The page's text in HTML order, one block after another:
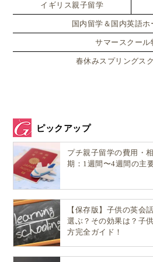
イギリス親子留学
国内留学＆国内英語ホ
サマースクール
春休みスプリングス
ピックアップ
プチ親子留学の費用・
期：1週間〜4週間の主
【保存版】子供の英会
選ぶ？その効果は？子
方完全ガイド！